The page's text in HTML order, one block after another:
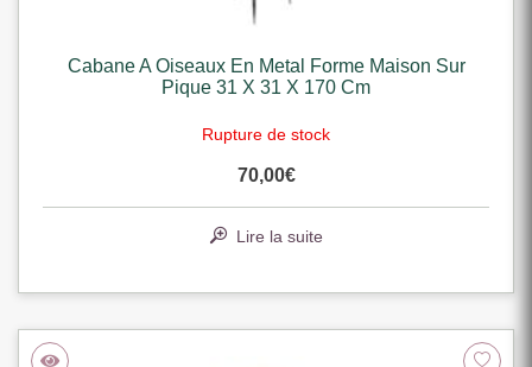
Cabane A Oiseaux En Metal Forme Maison Sur
Pique 31 X 31 X 170 Cm
Rupture de stock
70,00€
Lire la suite